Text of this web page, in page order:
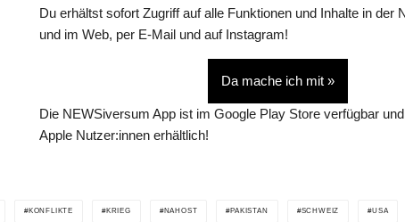
Du erhältst sofort Zugriff auf alle Funktionen und Inhalte in der
und im Web, per E-Mail und auf Instagram!
Da mache ich mit »
Die NEWSiversum App ist im Google Play Store verfügbar
Apple Nutzer:innen erhältlich!
KONFLIKTE KRIEG NAHOST PAKISTAN SCHWEIZ USA